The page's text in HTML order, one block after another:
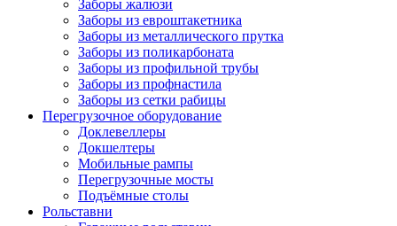
Заборы жалюзи
Заборы из евроштакетника
Заборы из металлического прутка
Заборы из поликарбоната
Заборы из профильной трубы
Заборы из профнастила
Заборы из сетки рабицы
Перегрузочное оборудование
Доклевеллеры
Докшелтеры
Мобильные рампы
Перегрузочные мосты
Подъёмные столы
Рольставни